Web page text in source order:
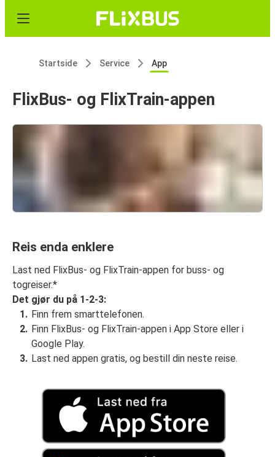
Startside Service App
FlixBus- og FlixTrain-appen
Reis enda enklere
Last ned FlixBus- og FlixTrain-appen for buss- og
togreiser.*
Det gjør du på 1-2-3:
Finn frem smarttelefonen.
Finn FlixBus- og FlixTrain-appen i App Store eller i
Google Play.
Last ned appen gratis, og bestill din neste reise.